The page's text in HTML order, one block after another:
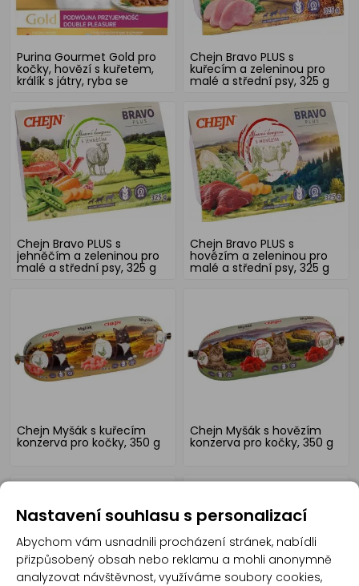
Purina Gourmet Gold pro
kočky, hovězí s kuřetem,
králík s játry, ryba se
špenátem, kachna s
krůtou, 8x85 g
Chejn Bravo PLUS s
kuřecím a zeleninou pro
malé a střední psy, 325 g
Chejn Bravo PLUS s
jehněčím a zeleninou pro
malé a střední psy, 325 g
Chejn Bravo PLUS s
hovězím a zeleninou pro
malé a střední psy, 325 g
Chejn Myšák s kuřecím
konzerva pro kočky, 350 g
Chejn Myšák s hovězím
konzerva pro kočky, 350 g
Nastavení souhlasu s personalizací
Abychom vám usnadnili procházení stránek, nabídli
přizpůsobený obsah nebo reklamu a mohli anonymně
analyzovat návštěvnost, využíváme soubory cookies,